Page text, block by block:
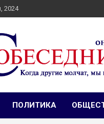
2024
интервью.
ПОЛИТИКА